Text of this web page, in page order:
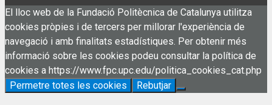
El lloc web de la Fundació Politècnica de Catalunya utilitza
cookies pròpies i de tercers per millorar l'experiència de
navegació i amb finalitats estadístiques. Per obtenir més
informació sobre les cookies podeu consultar la política de
cookies a https://www.fpc.upc.edu/politica_cookies_cat.php
Permetre totes les cookies
Rebutjar